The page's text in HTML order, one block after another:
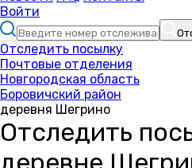
Войти
Отследить посылку
Почтовые отделения
Новгородская область
Боровичский район
деревня Шегрино
Отследить